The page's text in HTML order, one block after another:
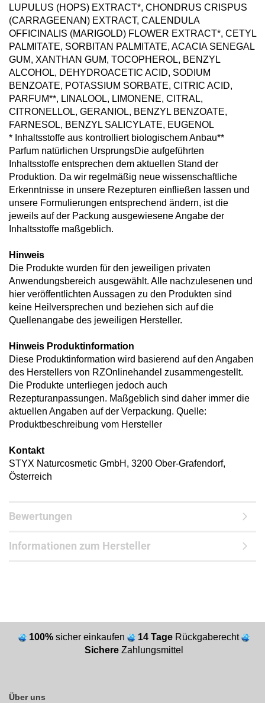
LUPULUS (HOPS) EXTRACT*, CHONDRUS CRISPUS
(CARRAGEENAN) EXTRACT, CALENDULA
OFFICINALIS (MARIGOLD) FLOWER EXTRACT*, CETYL
PALMITATE, SORBITAN PALMITATE, ACACIA SENEGAL
GUM, XANTHAN GUM, TOCOPHEROL, BENZYL
ALCOHOL, DEHYDROACETIC ACID, SODIUM
BENZOATE, POTASSIUM SORBATE, CITRIC ACID,
PARFUM**, LINALOOL, LIMONENE, CITRAL,
CITRONELLOL, GERANIOL, BENZYL BENZOATE,
FARNESOL, BENZYL SALICYLATE, EUGENOL
* Inhaltsstoffe aus kontrolliert biologischem Anbau**
Parfum natürlichen UrsprungsDie aufgeführten
Inhaltsstoffe entsprechen dem aktuellen Stand der
Produktion. Da wir regelmäßig neue wissenschaftliche
Erkenntnisse in unsere Rezepturen einfließen lassen und
unsere Formulierungen entsprechend ändern, ist die
jeweils auf der Packung ausgewiesene Angabe der
Inhaltsstoffe maßgeblich.
Hinweis
Die Produkte wurden für den jeweiligen privaten
Anwendungsbereich ausgewählt. Alle nachzulesenen und
hier veröffentlichten Aussagen zu den Produkten sind
keine Heilversprechen und beziehen sich auf die
Quellenangabe des jeweiligen Hersteller.
Hinweis Produktinformation
Diese Produktinformation wird basierend auf den Angaben
des Herstellers von RZOnlinehandel zusammengestellt.
Die Produkte unterliegen jedoch auch
Rezepturanpassungen. Maßgeblich sind daher immer die
aktuellen Angaben auf der Verpackung. Quelle:
Produktbeschreibung vom Hersteller
Kontakt
STYX Naturcosmetic GmbH, 3200 Ober-Grafendorf,
Österreich
Bewertungen
Informationen zum Hersteller
100% sicher einkaufen 14 Tage Rückgaberecht
Sichere Zahlungsmittel
Über uns